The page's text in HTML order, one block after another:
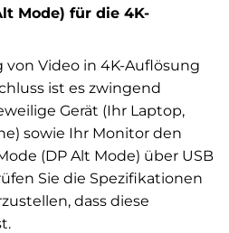
Mode) für die 4K-
von Video in 4K-Auflösung
ist es zwingend
Gerät (Ihr Laptop,
sowie Ihr Monitor den
(DP Alt Mode) über USB
Sie die Spezifikationen
dass diese